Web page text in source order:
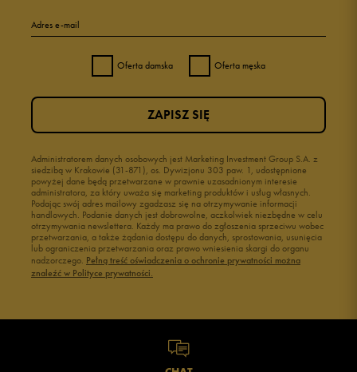
Adres e-mail
Oferta damska Oferta męska
Administratorem danych osobowych jest Marketing Investment Group S.A. z
siedzibą w Krakowie (31-871), os. Dywizjonu 303 paw. 1, udostępnione
powyżej dane będą przetwarzane w prawnie uzasadnionym interesie
administratora, za który uważa się marketing produktów i usług własnych.
Podając swój adres mailowy zgadzasz się na otrzymywanie informacji
handlowych. Podanie danych jest dobrowolne, aczkolwiek niezbędne w celu
otrzymywania newslettera. Każdy ma prawo do zgłoszenia sprzeciwu wobec
przetwarzania, a także żądania dostępu do danych, sprostowania, usunięcia
lub ograniczenia przetwarzania oraz prawo wniesienia skargi do organu
nadzorczego. Pełną treść oświadczenia o ochronie prywatności można
znaleźć w Polityce prywatności.
ZAPISZ SIĘ